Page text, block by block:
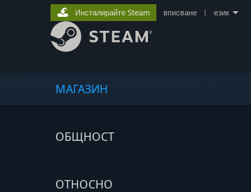
МАГАЗИН
ОБЩНОСТ
ОТНОСНО
Инсталирайте Steam вписване език